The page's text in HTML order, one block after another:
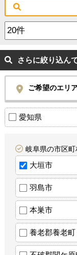
さらに絞り込ん
ご希望のエリ
愛知県
岐阜県の市区
大垣市
羽島市
本巣市
養老郡養老町